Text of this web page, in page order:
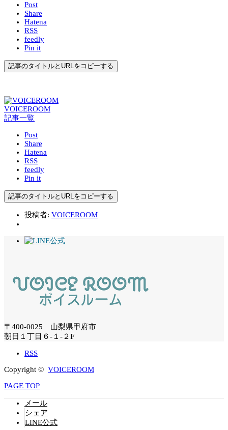
Post
Share
Hatena
RSS
feedly
Pin it
記事のタイトルとURLをコピーする
VOICEROOM
記事一覧
Post
Share
Hatena
RSS
feedly
Pin it
記事のタイトルとURLをコピーする
投稿者: VOICEROOM
〒400-0025 山梨県甲府市
朝日１丁目６-１-２F
RSS
Copyright © VOICEROOM
PAGE TOP
メール
シェア
LINE公式